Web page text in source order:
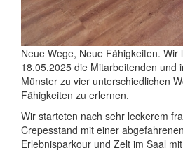
Neue Wege, Neue Fähigkeiten. Wir
18.05.2025 die Mitarbeitenden und
Münster zu vier unterschiedlichen
Fähigkeiten zu erlernen.
Wir starteten nach sehr leckerem
Crepesstand mit einer
Erlebnisparkour und Zelt im Saal